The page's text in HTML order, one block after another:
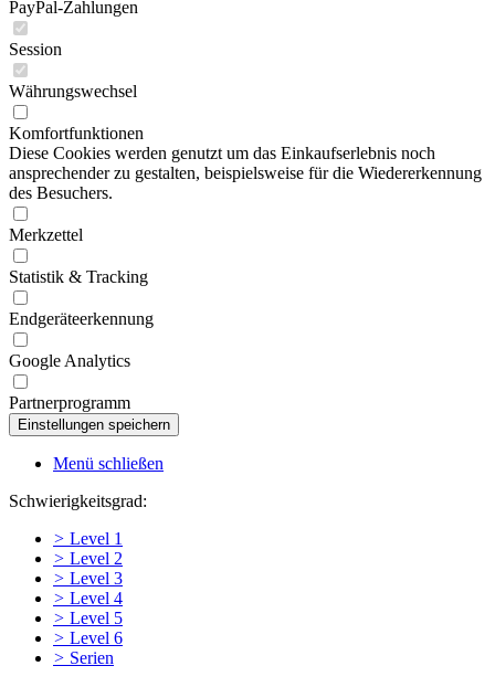
PayPal-Zahlungen
Session
Währungswechsel
Komfortfunktionen
Diese Cookies werden genutzt um das Einkaufserlebnis noch
ansprechender zu gestalten, beispielsweise für die Wiedererkennung
des Besuchers.
Merkzettel
Statistik & Tracking
Endgeräteerkennung
Google Analytics
Partnerprogramm
Menü schließen
Schwierigkeitsgrad:
> Level 1
> Level 2
> Level 3
> Level 4
> Level 5
> Level 6
> Serien